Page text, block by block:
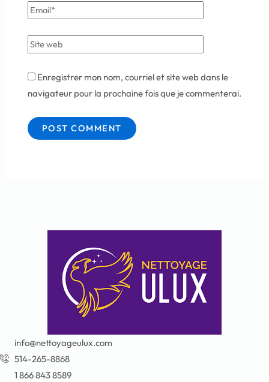
Enregistrer mon nom, courriel et site web dans le
navigateur pour la prochaine fois que je commenterai.
info@nettoyageulux.com
514-265-8868
1 866 843 8589